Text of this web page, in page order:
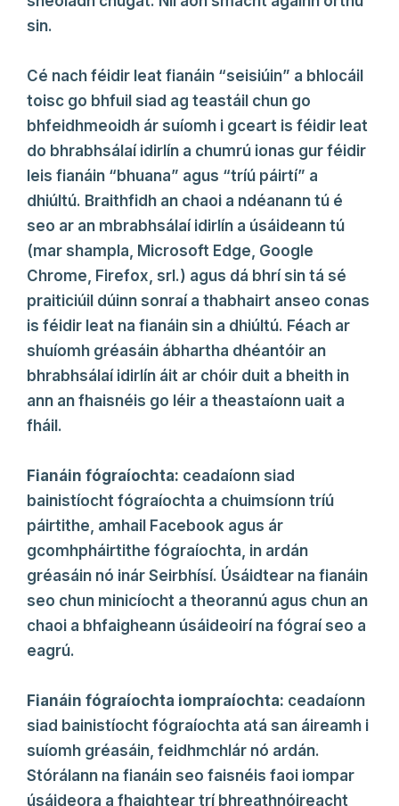
sin.
Cé nach féidir leat fianáin “seisiúin” a bhlocáil
toisc go bhfuil siad ag teastáil chun go
bhfeidhmeoidh ár suíomh i gceart is féidir leat
do bhrabhsálaí idirlín a chumrú ionas gur féidir
leis fianáin “bhuana” agus “tríú páirtí” a
dhiúltú. Braithfidh an chaoi a ndéanann tú é
seo ar an mbrabhsálaí idirlín a úsáideann tú
(mar shampla, Microsoft Edge, Google
Chrome, Firefox, srl.) agus dá bhrí sin tá sé
praiticiúil dúinn sonraí a thabhairt anseo conas
is féidir leat na fianáin sin a dhiúltú. Féach ar
shuíomh gréasáin ábhartha dhéantóir an
bhrabhsálaí idirlín áit ar chóir duit a bheith in
ann an fhaisnéis go léir a theastaíonn uait a
fháil.
Fianáin fógraíochta: ceadaíonn siad
bainistíocht fógraíochta a chuimsíonn tríú
páirtithe, amhail Facebook agus ár
gcomhpháirtithe fógraíochta, in ardán
gréasáin nó inár Seirbhísí. Úsáidtear na fianáin
seo chun minicíocht a theorannú agus chun an
chaoi a bhfaigheann úsáideoirí na fógraí seo a
eagrú.
Fianáin fógraíochta iompraíochta: ceadaíonn
siad bainistíocht fógraíochta atá san áireamh i
suíomh gréasáin, feidhmchlár nó ardán.
Stórálann na fianáin seo faisnéis faoi iompar
úsáideora a fhaightear trí bhreathnóireacht